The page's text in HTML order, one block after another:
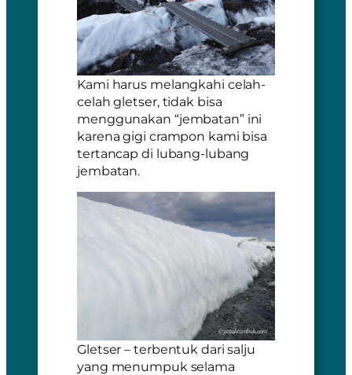
Kami harus melangkahi celah-
celah gletser, tidak bisa
menggunakan “jembatan” ini
karena gigi crampon kami bisa
tertancap di lubang-lubang
jembatan.
Gletser – terbentuk dari salju
yang menumpuk selama